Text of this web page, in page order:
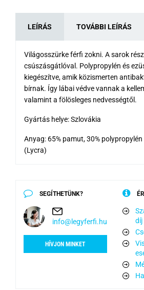
LEÍRÁS TOVÁBBI LEÍRÁS
Világosszürke férfi zokni. A sarok
csúszásgátlóval. Polypropylén és
kiegészítve, amik közismerten
bírnak. Így lábai védve vannak a
valamint a fölösleges nedvességtől.
Gyártás helye: Szlovákia
Anyag: 65% pamut, 30%
(Lycra)
SEGÍTHETÜNK?
info@legyferfi.hu
HÍVJON MINKET
díj